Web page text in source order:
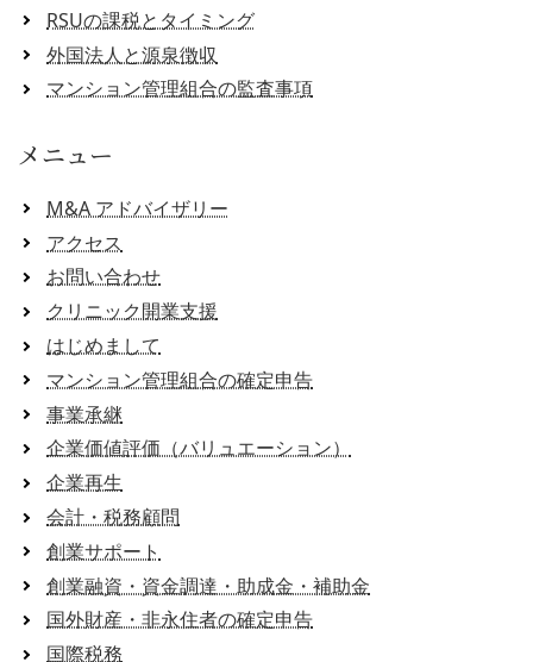
RSUの課税とタイミング
外国法人と源泉徴収
マンション管理組合の監査事項
メニュー
M&A アドバイザリー
アクセス
お問い合わせ
クリニック開業支援
はじめまして
マンション管理組合の確定申告
事業承継
企業価値評価（バリュエーション）
企業再生
会計・税務顧問
創業サポート
創業融資・資金調達・助成金・補助金
国外財産・非永住者の確定申告
国際税務